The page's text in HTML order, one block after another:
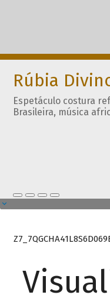
Rúbia
Espetáculo costura
Brasileira, música